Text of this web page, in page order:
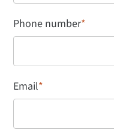
Phone number*
Email*